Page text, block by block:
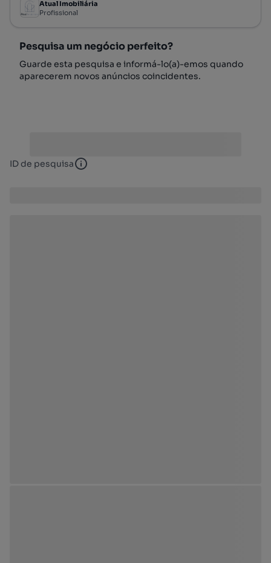
Atual Imobiliária
Profissional
Pesquisa um negócio perfeito?
Guarde esta pesquisa e informá-lo(a)-emos quando
aparecerem novos anúncios coincidentes.
ID de pesquisa ID de pesquisa